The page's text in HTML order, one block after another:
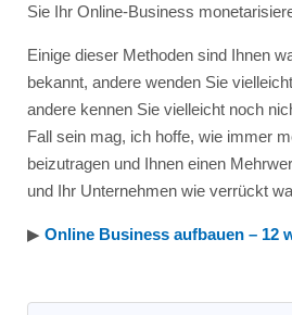
Sie Ihr Online-Business
Einige dieser Methoden sind Ihnen
bekannt, andere wenden Sie
andere kennen Sie vielleicht noch
Fall sein mag, ich hoffe, wie immer
beizutragen und Ihnen einen
und Ihr Unternehmen wie verrückt
▶︎ Online Business aufbauen– 12